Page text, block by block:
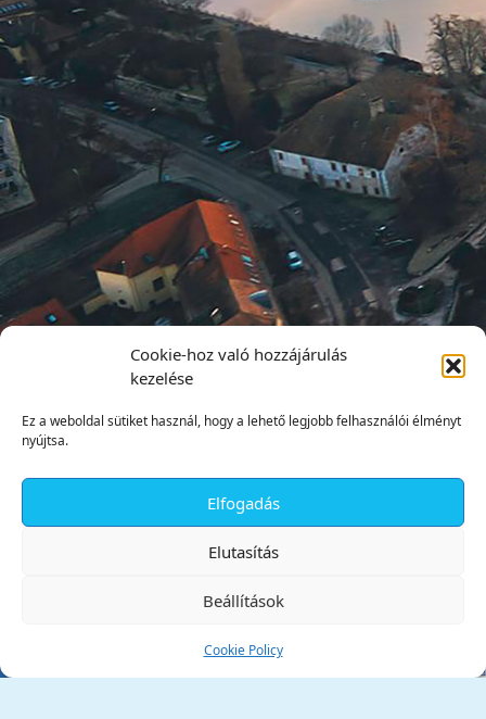
Cookie-hoz való hozzájárulás
kezelése
Ez a weboldal sütiket használ, hogy a lehető legjobb felhasználói élményt
nyújtsa.
Elfogadás
Elutasítás
Beállítások
Cookie Policy
Tata Város Önkormányzata
✕